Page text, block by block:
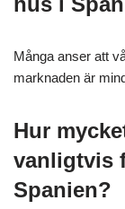
Många anser att
marknaden är
Hur
vanligtvis
Spanien?